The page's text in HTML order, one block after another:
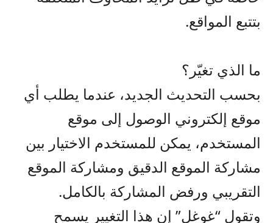
بتتبع المواقع.
ما الذي تغيّر؟
بحسب التحديث الجديد، عندما يطلب أي
موقع إلكتروني الوصول إلى موقع
المستخدم، يمكن للمستخدم الاختيار بين
مشاركة الموقع الدقيق ومشاركة الموقع
التقريبي ورفض المشاركة بالكامل.
وتقول “غوغل” إن هذا التغيير يسمح